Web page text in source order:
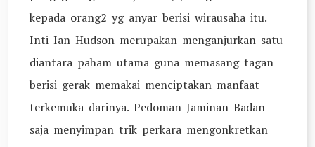
kepada orang2 yg anyar berisi wirausaha itu.
Inti Ian Hudson merupakan menganjurkan satu
diantara paham utama guna memasang tagan
berisi gerak memakai menciptakan manfaat
terkemuka darinya. Pedoman Jaminan Badan
saja menyimpan trik perkara mengonkretkan